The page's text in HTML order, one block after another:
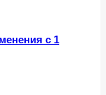
с 1